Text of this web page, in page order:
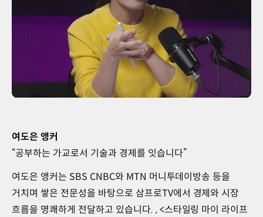
여도은 앵커
“공부하는 가교로서 기술과 경제를 잇습니다”
여도은 앵커는 SBS CNBC와 MTN 머니투데이방송 등을
거치며 쌓은 전문성을 바탕으로 삼프로TV에서 경제와 시장
흐름을 명쾌하게 전달하고 있습니다. , <스타일링 마이 라이프